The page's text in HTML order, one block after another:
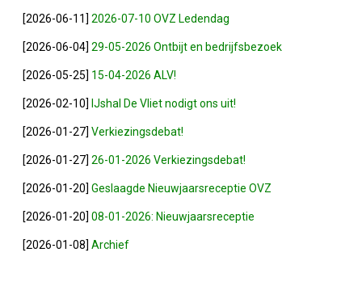
Geslaagde Ledendag!
2024-05-15 Bestuursvergadering
Verslag Van ALV 2024
Nieuwjaarsreceptie In Sfeer
Prachtige (leden-)dag 2023
Mooi Bezoek Aan Mulder Shipyard
[2026-06-11] 2026-07-10 OVZ Ledendag
[2026-06-04] 29-05-2026 Ontbijt en bedrijfsbezoek
[2026-05-25] 15-04-2026 ALV!
[2026-02-10] IJshal De Vliet nodigt ons uit!
[2026-01-27] Verkiezingsdebat!
[2026-01-27] 26-01-2026 Verkiezingsdebat!
[2026-01-20] Geslaagde Nieuwjaarsreceptie OVZ
[2026-01-20] 08-01-2026: Nieuwjaarsreceptie
[2026-01-08] Archief